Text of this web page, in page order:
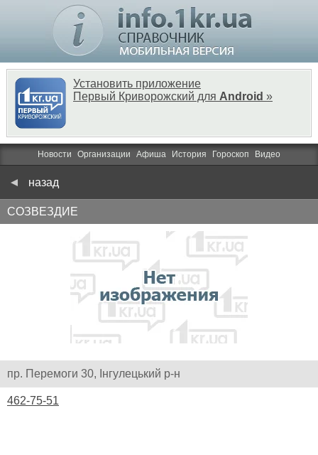
Установить приложение
Первый Криворожский для Android »
Новости Организации Афиша История Гороскоп Видео
назад
СОЗВЕЗДИЕ
пр. Перемоги 30, Інгулецький р-н
462-75-51